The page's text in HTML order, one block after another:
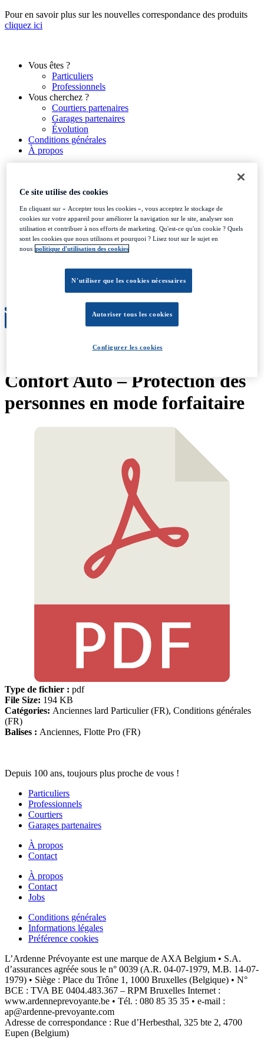
Aller
au
Pour en savoir plus sur les nouvelles correspondance des produits
cliquez ici
Vous êtes ?
Particuliers
Professionnels
Vous cherchez ?
Courtiers partenaires
Garages partenaires
Évolution
Conditions générales
À propos
Particuliers
Professionnels
Vous cherchez ?
Courtiers partenaires
Évolution
Conditions générales
Confort Auto – Protection des
personnes en mode forfaitaire
Type de fichier : pdf
File Size: 194 KB
Catégories: Anciennes lard Particulier (FR), Conditions générales
(FR)
Balises : Anciennes, Flotte Pro (FR)
Depuis 100 ans, toujours plus proche de vous !
Particuliers
Professionnels
Courtiers
Garages partenaires
À propos
Contact
À propos
Contact
Jobs
Conditions générales
Informations légales
Préférence cookies
L’Ardenne Prévoyante est une marque de AXA Belgium • S.A.
d’assurances agréée sous le n° 0039 (A.R. 04-07-1979, M.B. 14-07-
1979) • Siège : Place du Trône 1, 1000 Bruxelles (Belgique) • N°
BCE : TVA BE 0404.483.367 – RPM Bruxelles Internet :
www.ardenneprevoyante.be • Tél. : 080 85 35 35 • e-mail :
ap@ardenne-prevoyante.com
Adresse de correspondance : Rue d’Herbesthal, 325 bte 2, 4700
Eupen (Belgium)
Ce site utilise des cookies
En cliquant sur « Accepter tous les cookies », vous acceptez le stockage de
cookies sur votre appareil pour améliorer la navigation sur le site, analyser son
utilisation et contribuer à nos efforts de marketing. Qu'est-ce qu'un cookie ? Quels
sont les cookies que nous utilisons et pourquoi ? Lisez tout sur le sujet en
nous politique d'utilisation des cookies
N'utiliser que les cookies nécessaires
Autoriser tous les cookies
Configurer les cookies